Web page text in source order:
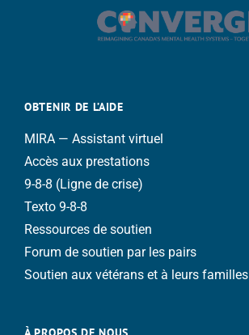
OBTENIR DE L’AIDE
MIRA — Assistant virtuel
Accès aux prestations
9-8-8 (Ligne de crise)
Texto 9-8-8
Ressources de soutien
Forum de soutien par les pairs
Soutien aux vétérans et à leurs familles